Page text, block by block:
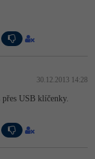
30.12.2013 14:28
USB klíčenky.